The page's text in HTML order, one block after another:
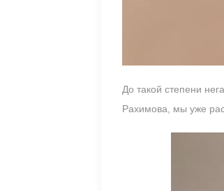
До такой степени
Рахимова, мы уже